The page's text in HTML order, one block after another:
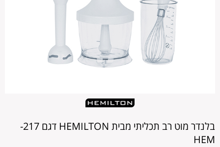
בלנדר מוט רב תכליתי מבית HEMILTON דגם 217-
HEM